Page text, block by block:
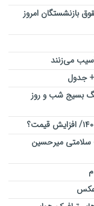
امروز
می‌زنند
بسیج شب و روز
میرحسین